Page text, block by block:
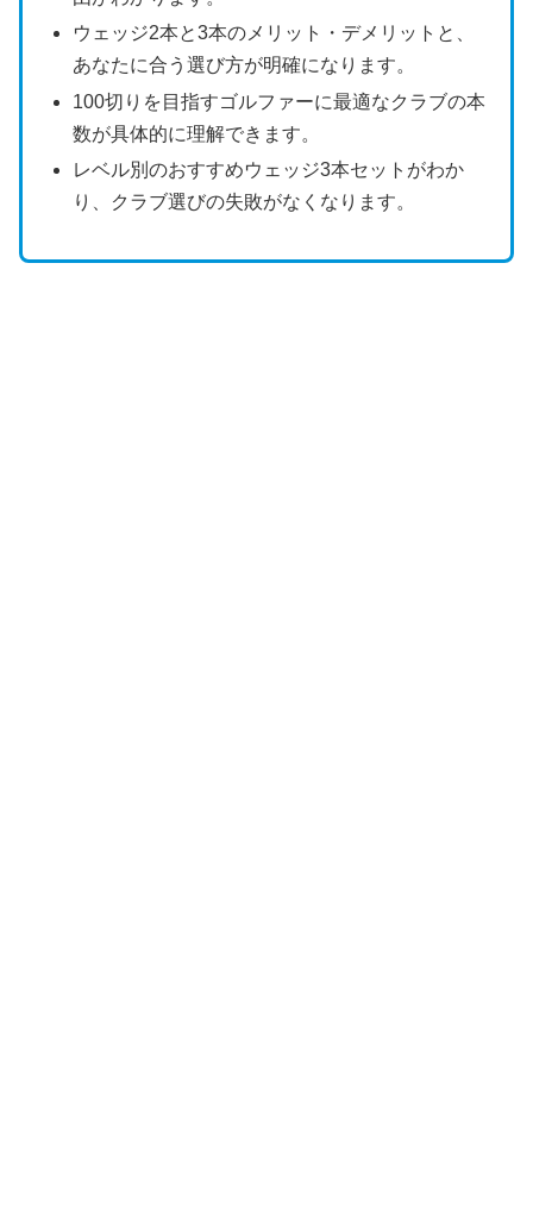
ウェッジ2本と3本のメリット・デメリットと、
あなたに合う選び方が明確になります。
100切りを目指すゴルファーに最適なクラブの本
数が具体的に理解できます。
レベル別のおすすめウェッジ3本セットがわか
り、クラブ選びの失敗がなくなります。